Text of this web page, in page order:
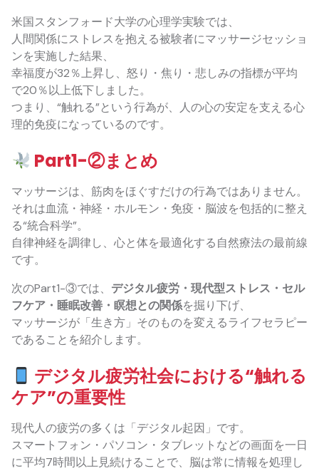
米国スタンフォード大学の心理学実験では、
人間関係にストレスを抱える被験者にマッサージセッショ
ンを実施した結果、
幸福度が32％上昇し、怒り・焦り・悲しみの指標が平均
で20％以上低下しました。
つまり、“触れる”という行為が、人の心の安定を支える心
理的免疫になっているのです。
Part1-②まとめ
マッサージは、筋肉をほぐすだけの行為ではありません。
それは血流・神経・ホルモン・免疫・脳波を包括的に整え
る“統合科学”。
自律神経を調律し、心と体を最適化する自然療法の最前線
です。
次のPart1-③では、 デジタル疲労・現代型ストレス・セル
フケア・睡眠改善・瞑想との関係を掘り下げ、
マッサージが「生き方」そのものを変えるライフセラピー
であることを紹介します。
デジタル疲労社会における“触れる
ケア”の重要性
現代人の疲労の多くは「デジタル起因」です。
スマートフォン・パソコン・タブレットなどの画面を一日
に平均7時間以上見続けることで、脳は常に情報を処理し